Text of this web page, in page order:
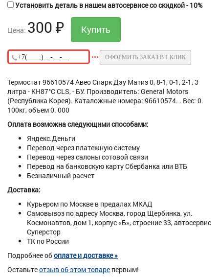
Установить деталь в нашем автосервисе со скидкой - 10%
Цена: 300 ₽
ОФОРМИТЬ ЗАКАЗ В 1 КЛИК
Термостат 96610574 Авео Спарк Дэу Матиз 0, 8-1, 0-1, 2-1, 3
литра - KH87°C CLS, - БУ. Производитель: General Motors
(Республика Корея). Каталожные номера: 96610574. . Вес: 0.
100кг, объем 0. 000
Оплата возможна следующими способами:
Яндекс.Деньги
Перевод через платежную систему
Перевод через салоны сотовой связи
Перевод на банковскую карту Сбербанка или ВТБ
Безналичный расчет
Доставка:
Курьером по Москве в предалах МКАД
Самовывоз по адресу Москва, город Щербинка, ул.
Космонавтов, дом 1, корпус «Б», строение 33, автосервис
Суперстор
ТК по России
Подробнее обоплате и доставке »
Оставьтеотзыв об этом товаре первым!